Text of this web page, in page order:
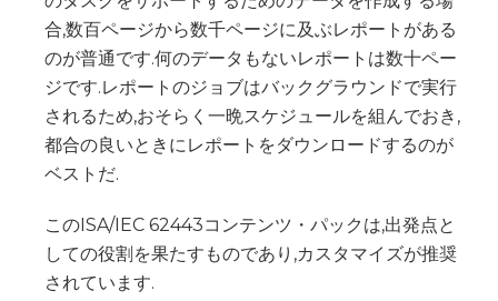
合,数百ページから数千ページに及ぶレポートがある
のが普通です.何のデータもないレポートは数十ペー
ジです.レポートのジョブはバックグラウンドで実行
されるため,おそらく一晩スケジュールを組んでおき,
都合の良いときにレポートをダウンロードするのが
ベストだ.
このISA/IEC 62443コンテンツ・パックは,出発点と
しての役割を果たすものであり,カスタマイズが推奨
されています.